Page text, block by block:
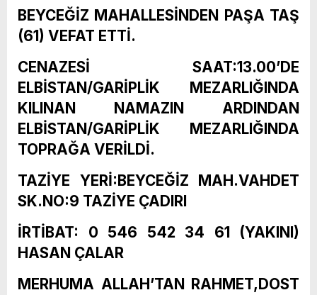
BEYCEĞİZ MAHALLESİNDEN PAŞA TAŞ
(61) VEFAT ETTİ.
CENAZESİ SAAT:13.00’DE
ELBİSTAN/GARİPLİK MEZARLIĞINDA
KILINAN NAMAZIN ARDINDAN
ELBİSTAN/GARİPLİK MEZARLIĞINDA
TOPRAĞA VERİLDİ.
TAZİYE YERİ:BEYCEĞİZ MAH.VAHDET
SK.NO:9 TAZİYE ÇADIRI
İRTİBAT: 0 546 542 34 61 (YAKINI)
HASAN ÇALAR
MERHUMA ALLAH’TAN RAHMET,DOST